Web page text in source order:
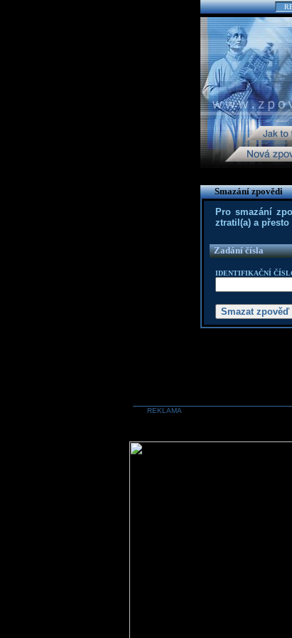
Smazání zpovědi
Pro smazání
ztratil(a) a
Zadání čísla
IDENTIFIKAČNÍ
REKLAMA